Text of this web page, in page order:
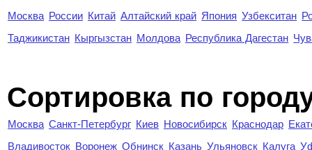
Москва России Китай Алтайский край Япония Узбекситан
Таджикистан Кыргызстан Молдова Республика Дагестан
Cортировка по
Москва Санкт-Петербург Киев Новосибирск Краснодар
Владивосток Воронеж Обнинск Казань Ульяновск Калуга